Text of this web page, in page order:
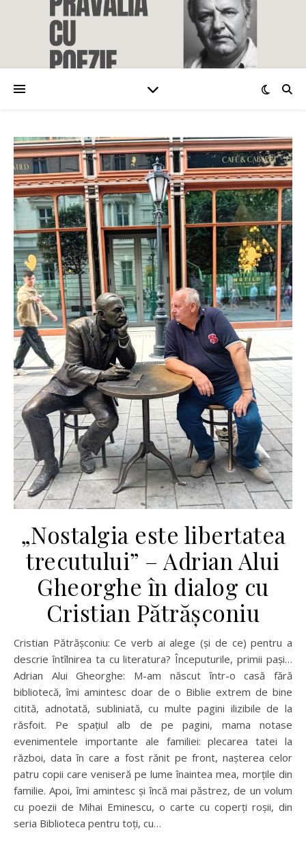
„Nostalgia este libertatea
trecutului” – Adrian Alui
Gheorghe în dialog cu
Cristian Pătrășconiu
Cristian Pătrășconiu: Ce verb ai alege (și de ce) pentru a
descrie întîlnirea ta cu literatura? Începuturile, primii pași…
Adrian Alui Gheorghe: M-am născut într-o casă fără
bibliotecă, îmi amintesc doar de o Biblie extrem de bine
citită, adnotată, subliniată, cu multe pagini ilizibile de la
răsfoit. Pe spațiul alb de pe pagini, mama notase
evenimentele importante ale familiei: plecarea tatei la
război, data în care a fost rănit pe front, nașterea celor
patru copii care veniseră pe lume înaintea mea, morțile din
familie. Apoi, îmi amintesc și încă mai păstrez, de un volum
cu poezii de Mihai Eminescu, o carte cu coperți roșii, din
seria Biblioteca pentru toți, cu…